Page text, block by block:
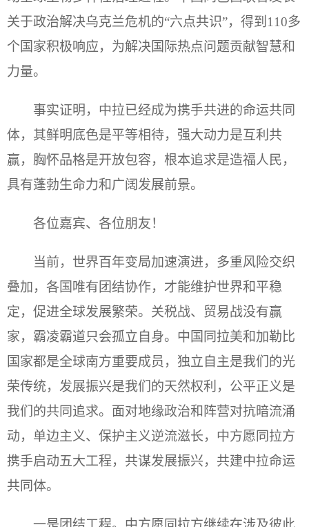
关于政治解决乌克兰危机的“六点共识”，得到110多
个国家积极响应，为解决国际热点问题贡献智慧和
力量。
事实证明，中拉已经成为携手共进的命运共同
体，其鲜明底色是平等相待，强大动力是互利共
赢，胸怀品格是开放包容，根本追求是造福人民，
具有蓬勃生命力和广阔发展前景。
各位嘉宾、各位朋友！
当前，世界百年变局加速演进，多重风险交织
叠加，各国唯有团结协作，才能维护世界和平稳
定，促进全球发展繁荣。关税战、贸易战没有赢
家，霸凌霸道只会孤立自身。中国同拉美和加勒比
国家都是全球南方重要成员，独立自主是我们的光
荣传统，发展振兴是我们的天然权利，公平正义是
我们的共同追求。面对地缘政治和阵营对抗暗流涌
动，单边主义、保护主义逆流滋长，中方愿同拉方
携手启动五大工程，共谋发展振兴，共建中拉命运
共同体。